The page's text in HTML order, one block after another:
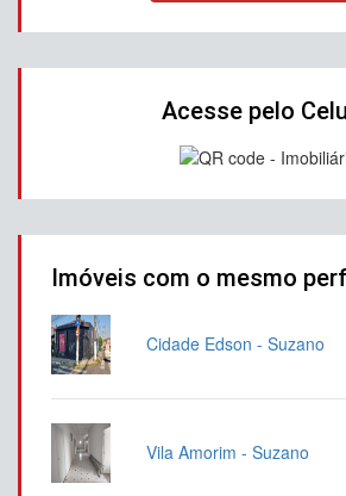
Acesse pelo
Imóveis com o mesmo
Cidade Edson - Suzano
Vila Amorim - Suzano